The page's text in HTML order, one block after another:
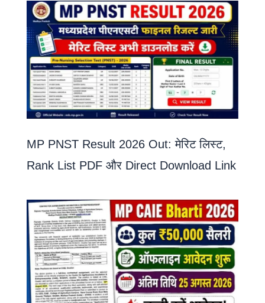
MP PNST Result 2026 Out: मेरिट लिस्ट,
Rank List PDF और Direct Download Link